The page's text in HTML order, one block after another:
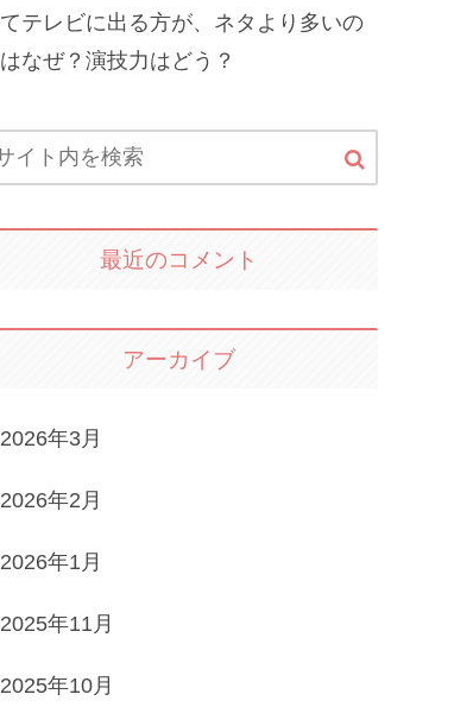
てテレビに出る方が、ネタより多いの
はなぜ？演技力はどう？
最近のコメント
アーカイブ
2026年3月
2026年2月
2026年1月
2025年11月
2025年10月